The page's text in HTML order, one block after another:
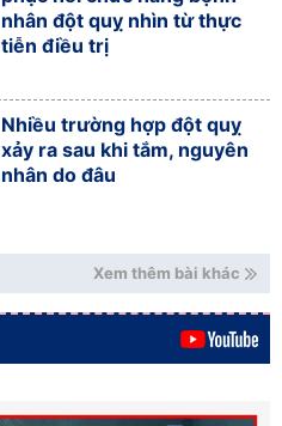
nhân đột quỵ nhìn từ thực
tiễn điều trị
Nhiều trường hợp đột quỵ
xảy ra sau khi tắm, nguyên
nhân do đâu
Xem thêm bài khác